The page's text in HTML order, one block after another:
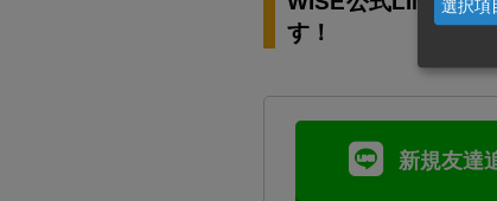
す！
新規友達
選択項